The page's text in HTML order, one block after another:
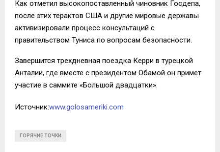
Как отметил высокопоставленный чиновник Госдепа,
после этих терактов США и другие мировые державы
активизировали процесс консультаций с
правительством Туниса по вопросам безопасности.
Завершится трехдневная поездка Керри в турецкой
Анталии, где вместе с президентом Обамой он примет
участие в саммите «Большой двадцатки».
Источник:www.golosameriki.com
ГОРЯЧИЕ ТОЧКИ